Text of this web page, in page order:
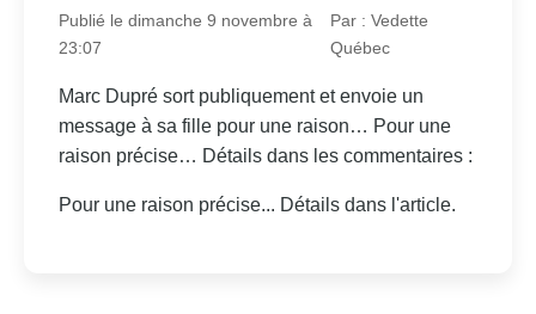
Publié le dimanche 9 novembre à
23:07
Par : Vedette
Québec
Marc Dupré sort publiquement et envoie un
message à sa fille pour une raison… Pour une
raison précise… Détails dans les commentaires :
Pour une raison précise... Détails dans l'article.